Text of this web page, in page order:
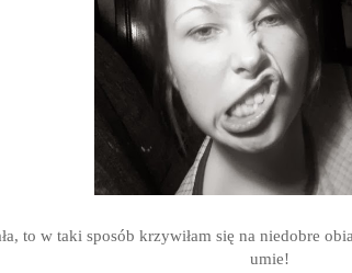
to w taki sposób krzywiłam się na niedobre
umie!